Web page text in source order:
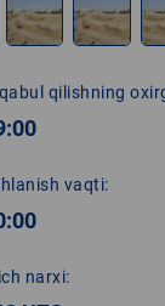
qilishning
vaqti:
narxi: